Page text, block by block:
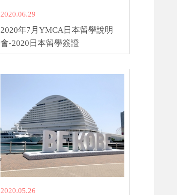
2020.06.29
2020年7月YMCA日本留學說明
會-2020日本留學簽證
2020.05.26